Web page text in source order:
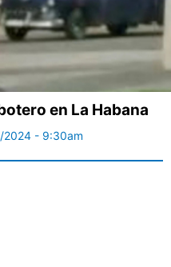
en La Habana
2024 - 9:30am